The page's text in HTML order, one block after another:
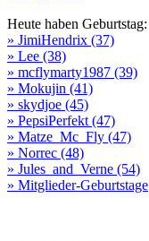
Heute haben Geburtstag:
» JimiHendrix (37)
» Lee (38)
» mcflymarty1987 (39)
» Mokujin (41)
» skydjoe (45)
» PepsiPerfekt (47)
» Matze_Mc_Fly (47)
» Norrec (48)
» Jules_and_Verne (54)
» Mitglieder-Geburtstage